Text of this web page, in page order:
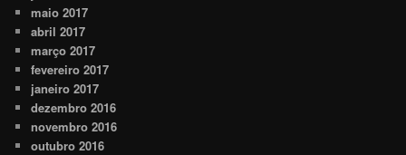
maio 2017
abril 2017
março 2017
fevereiro 2017
janeiro 2017
dezembro 2016
novembro 2016
outubro 2016